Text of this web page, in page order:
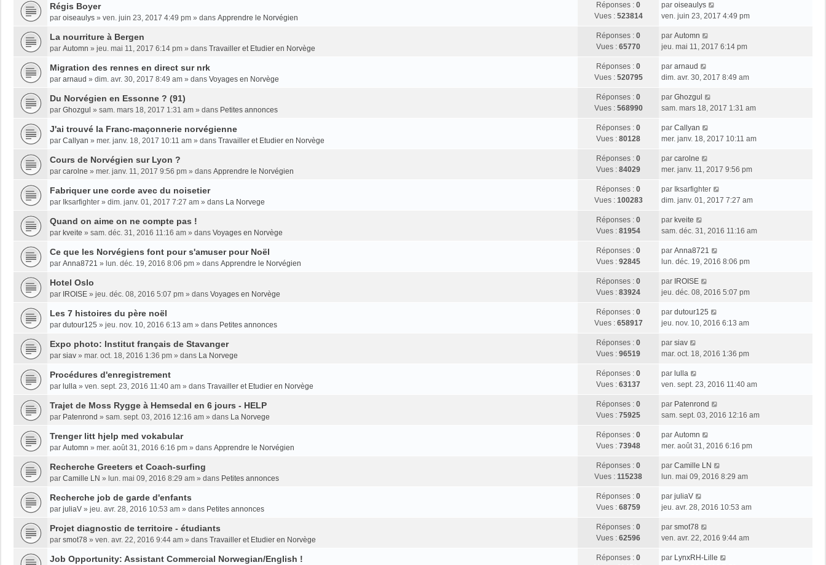
Régis Boyer
par oiseaulys » ven. juin 23, 2017 4:49 pm » dans Apprendre le Norvégien
Réponses : 0
Vues : 523814
par oiseaulys
ven. juin 23, 2017 4:49 pm
La nourriture à Bergen
par Automn » jeu. mai 11, 2017 6:14 pm » dans Travailler et Etudier en Norvège
Réponses : 0
Vues : 65770
par Automn
jeu. mai 11, 2017 6:14 pm
Migration des rennes en direct sur nrk
par arnaud » dim. avr. 30, 2017 8:49 am » dans Voyages en Norvège
Réponses : 0
Vues : 520795
par arnaud
dim. avr. 30, 2017 8:49 am
Du Norvégien en Essonne ? (91)
par Ghozgul » sam. mars 18, 2017 1:31 am » dans Petites annonces
Réponses : 0
Vues : 568990
par Ghozgul
sam. mars 18, 2017 1:31 am
J'ai trouvé la Franc-maçonnerie norvégienne
par Callyan » mer. janv. 18, 2017 10:11 am » dans Travailler et Etudier en Norvège
Réponses : 0
Vues : 80128
par Callyan
mer. janv. 18, 2017 10:11 am
Cours de Norvégien sur Lyon ?
par carolne » mer. janv. 11, 2017 9:56 pm » dans Apprendre le Norvégien
Réponses : 0
Vues : 84029
par carolne
mer. janv. 11, 2017 9:56 pm
Fabriquer une corde avec du noisetier
par Iksarfighter » dim. janv. 01, 2017 7:27 am » dans La Norvege
Réponses : 0
Vues : 100283
par Iksarfighter
dim. janv. 01, 2017 7:27 am
Quand on aime on ne compte pas !
par kveite » sam. déc. 31, 2016 11:16 am » dans Voyages en Norvège
Réponses : 0
Vues : 81954
par kveite
sam. déc. 31, 2016 11:16 am
Ce que les Norvégiens font pour s'amuser pour Noël
par Anna8721 » lun. déc. 19, 2016 8:06 pm » dans Apprendre le Norvégien
Réponses : 0
Vues : 92845
par Anna8721
lun. déc. 19, 2016 8:06 pm
Hotel Oslo
par IROISE » jeu. déc. 08, 2016 5:07 pm » dans Voyages en Norvège
Réponses : 0
Vues : 83924
par IROISE
jeu. déc. 08, 2016 5:07 pm
Les 7 histoires du père noël
par dutour125 » jeu. nov. 10, 2016 6:13 am » dans Petites annonces
Réponses : 0
Vues : 658917
par dutour125
jeu. nov. 10, 2016 6:13 am
Expo photo: Institut français de Stavanger
par siav » mar. oct. 18, 2016 1:36 pm » dans La Norvege
Réponses : 0
Vues : 96519
par siav
mar. oct. 18, 2016 1:36 pm
Procédures d'enregistrement
par lulla » ven. sept. 23, 2016 11:40 am » dans Travailler et Etudier en Norvège
Réponses : 0
Vues : 63137
par lulla
ven. sept. 23, 2016 11:40 am
Trajet de Moss Rygge à Hemsedal en 6 jours - HELP
par Patenrond » sam. sept. 03, 2016 12:16 am » dans La Norvege
Réponses : 0
Vues : 75925
par Patenrond
sam. sept. 03, 2016 12:16 am
Trenger litt hjelp med vokabular
par Automn » mer. août 31, 2016 6:16 pm » dans Apprendre le Norvégien
Réponses : 0
Vues : 73948
par Automn
mer. août 31, 2016 6:16 pm
Recherche Greeters et Coach-surfing
par Camille LN » lun. mai 09, 2016 8:29 am » dans Petites annonces
Réponses : 0
Vues : 115238
par Camille LN
lun. mai 09, 2016 8:29 am
Recherche job de garde d'enfants
par juliaV » jeu. avr. 28, 2016 10:53 am » dans Petites annonces
Réponses : 0
Vues : 68759
par juliaV
jeu. avr. 28, 2016 10:53 am
Projet diagnostic de territoire - étudiants
par smot78 » ven. avr. 22, 2016 9:44 am » dans Travailler et Etudier en Norvège
Réponses : 0
Vues : 62596
par smot78
ven. avr. 22, 2016 9:44 am
Job Opportunity: Assistant Commercial Norwegian/English ! Réponses : 0
par LynxRH-Lille